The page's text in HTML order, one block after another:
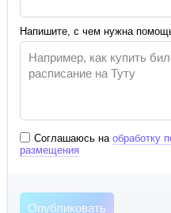
Напишите, с чем нужна
Соглашаюсь на обработку
размещения